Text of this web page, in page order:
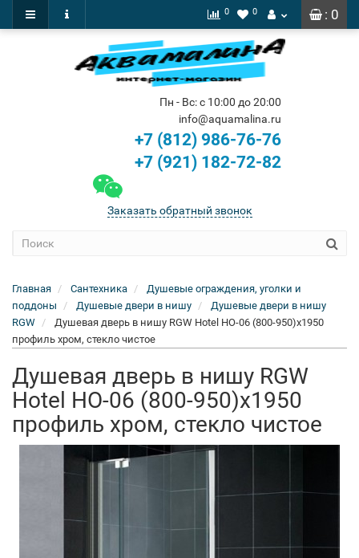
: 0
0 0
Пн - Вс: с 10:00 до 20:00
info@aquamalina.ru
+7 (812) 986-76-76
+7 (921) 182-72-82
Заказать обратный звонок
Главная Сантехника
Душевые ограждения, уголки и
поддоны
Душевые двери в нишу
Душевые двери в нишу
RGW
Душевая дверь в нишу RGW Hotel HO-06 (800-950)х1950
профиль хром, стекло чистое
Душевая дверь в нишу RGW
Hotel HO-06 (800-950)х1950
профиль хром, стекло чистое